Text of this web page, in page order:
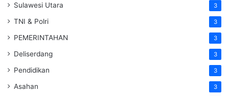
Sulawesi Utara 3
TNI & Polri 3
PEMERINTAHAN 3
Deliserdang 3
Pendidikan 3
Asahan 3